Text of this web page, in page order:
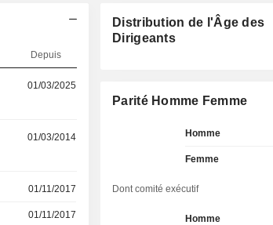
Depuis
01/03/2025
01/03/2014
01/11/2017
01/11/2017
Distribution de l'Âge des
Dirigeants
Parité Homme Femme
Homme
Femme
Dont comité exécutif
Homme